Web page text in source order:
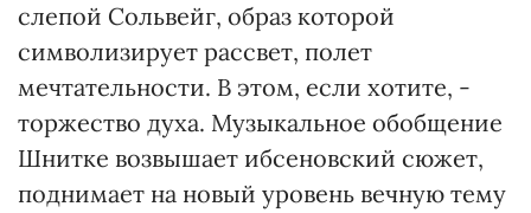
слепой Сольвейг, образ которой
символизирует рассвет, полет
мечтательности. В этом, если хотите, -
торжество духа. Музыкальное обобщение
Шнитке возвышает ибсеновский сюжет,
поднимает на новый уровень вечную тему